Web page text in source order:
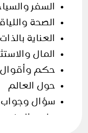
السفر
الصحة
العناية بالذات
المال
حكم وأقوال
حول العالم
سؤال وجواب
علوم الارض